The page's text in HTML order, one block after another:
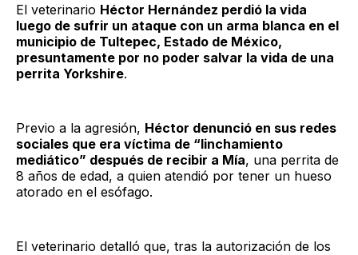
El veterinario Héctor Hernández perdió la vida
luego de sufrir un ataque con un arma blanca en el
municipio de Tultepec, Estado de México,
presuntamente por no poder salvar la vida de una
perrita Yorkshire.
Previo a la agresión, Héctor denunció en sus redes
sociales que era víctima de “linchamiento
mediático” después de recibir a Mía, una perrita de
8 años de edad, a quien atendió por tener un hueso
atorado en el esófago.
El veterinario detalló que, tras la autorización de los